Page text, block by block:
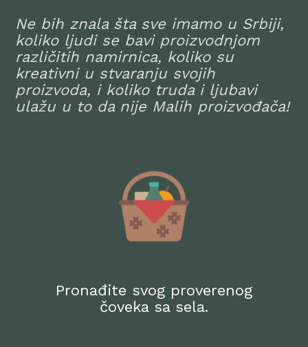
Ne bih znala šta sve imamo u Srbiji,
koliko ljudi se bavi proizvodnjom
različitih namirnica, koliko su
kreativni u stvaranju svojih
proizvoda, i koliko truda i ljubavi
ulažu u to da nije Malih proizvođača!
Pronađite svog proverenog
čoveka sa sela.